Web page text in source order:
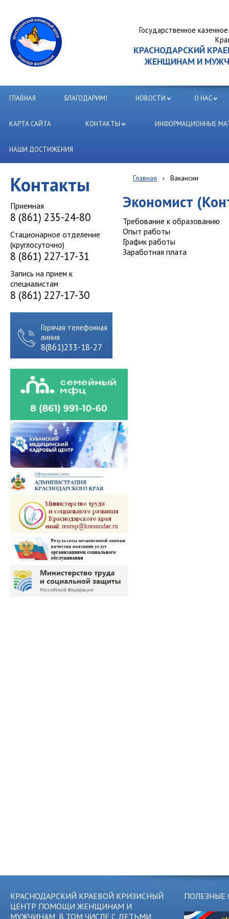
Государственное
КРАСНОДАРСКИЙ
ЖЕНЩИНАМ И
ГЛАВНАЯ БЛАГОДАРИМ! НОВОСТИ О НАС
КАРТА САЙТА КОНТАКТЫ ИНФОРМАЦИОННЫЕ
НАШИ ДОСТИЖЕНИЯ
Контакты
Приемная
8 (861) 235-24-80
Стационарное отделение
(круглосуточно)
8 (861) 227-17-31
Запись на прием к
специалистам
8 (861) 227-17-30
Горячая телефонная
линия
8(861)233-18-27
Главная › Вакансии
Экономист
Требование к образованию
Опыт работы
График работы
Заработная плата
КРАСНОДАРСКИЙ КРАЕВОЙ КРИЗИСНЫЙ
ЦЕНТР ПОМОЩИ ЖЕНЩИНАМ И
МУЖЧИНАМ, В ТОМ ЧИСЛЕ С ДЕТЬМИ
ПОЛЕЗНЫЕ